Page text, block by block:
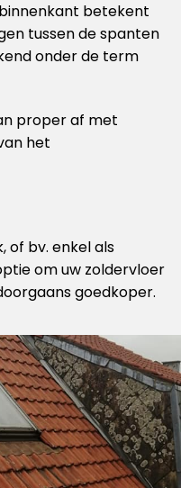
betekent
tussen de spanten
onder de term
proper af met
het
of bv. enkel als
om uw zoldervloer
goedkoper.